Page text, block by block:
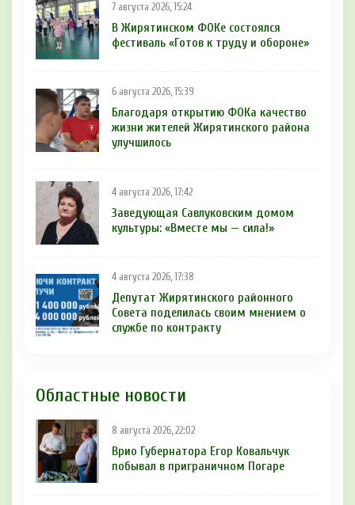
7 августа 2026, 15:24
В Жирятинском ФОКе состоялся
фестиваль «Готов к труду и обороне»
6 августа 2026, 15:39
Благодаря открытию ФОКа качество
жизни жителей Жирятинского района
улучшилось
4 августа 2026, 17:42
Заведующая Савлуковским домом
культуры: «Вместе мы — сила!»
4 августа 2026, 17:38
Депутат Жирятинского районного
Совета поделилась своим мнением о
службе по контракту
Областные новости
8 августа 2026, 22:02
Врио Губернатора Егор Ковальчук
побывал в приграничном Погаре